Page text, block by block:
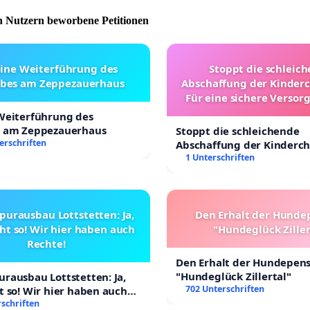
Nutzern beworbene Petitionen
Weiterführung des
am Zeppezauerhaus
des
Zeppezauerhaus
Stoppt die
Abschaffung der
Für eine sichere
Stoppt die schleichende
Abschaffung der
Für eine sichere
1 Unterschriften
Lottstetten: Ja,
so! Wir hier haben auch
Rechte!
Lottstetten: Ja,
so! Wir hier haben auch
Den Erhalt der
"Hundeglück
Den Erhalt der
"Hundeglück Zillertal"
702 Unterschriften